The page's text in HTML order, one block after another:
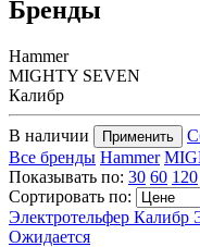
Бренды
Hammer
MIGHTY SEVEN
Калибр
В наличии Применить
Все бренды Hammer
Показывать по: 30 60 120
Сортировать по:
Электротельфер Калибр
Ожидается